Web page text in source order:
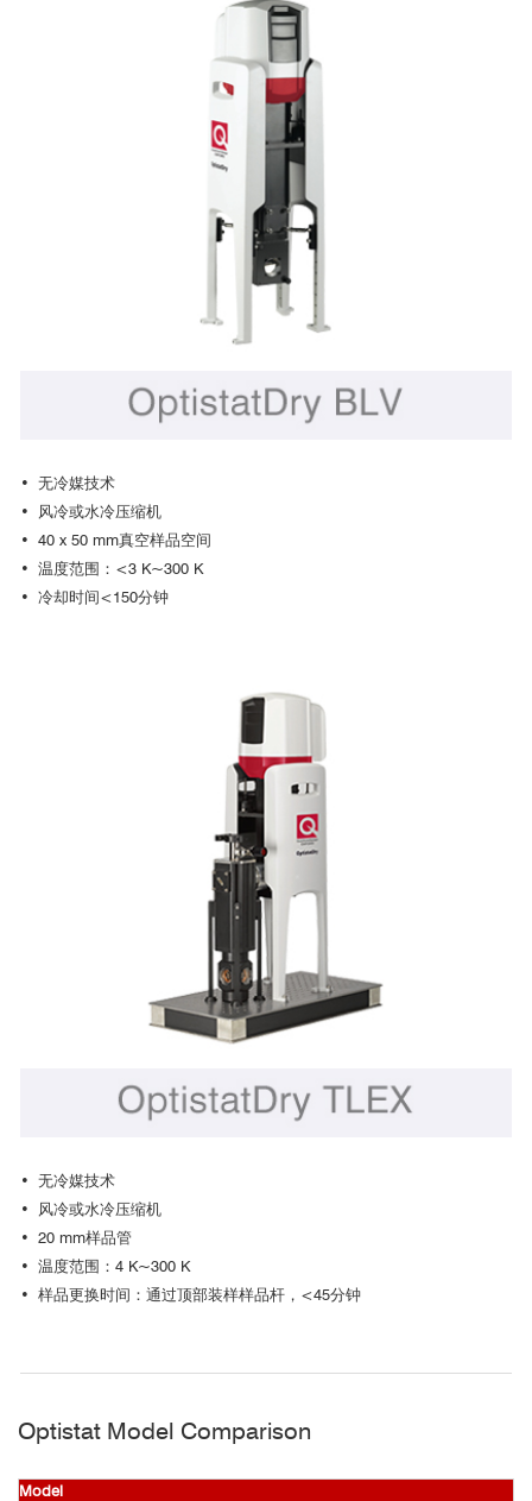
• 无冷媒技术
• 风冷或水冷压缩机
• 40 x 50 mm真空样品空间
• 温度范围：<3 K~300 K
• 冷却时间<150分钟
• 无冷媒技术
• 风冷或水冷压缩机
• 20 mm样品管
• 温度范围：4 K~300 K
• 样品更换时间：通过顶部装样样品杆，<45分钟
Optistat Model Comparison
Model
通过激光的调制激励，样品的反射信号对于位于材料体系带边和带
品进行额外的温度变化控制，可以使研究者提取出更多补充信息，如离